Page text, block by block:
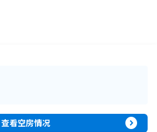
查看空房情况 expand_circle_right